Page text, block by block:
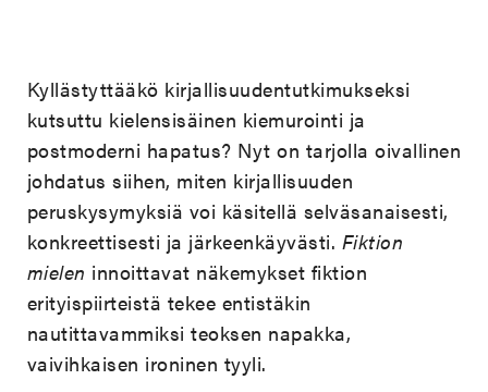
Kyllästyttääkö kirjallisuudentutkimukseksi
kutsuttu kielensisäinen kiemurointi ja
postmoderni hapatus? Nyt on tarjolla oivallinen
johdatus siihen, miten kirjallisuuden
peruskysymyksiä voi käsitellä selväsanaisesti,
konkreettisesti ja järkeenkäyvästi. Fiktion
mielen innoittavat näkemykset fiktion
erityispiirteistä tekee entistäkin
nautittavammiksi teoksen napakka,
vaivihkaisen ironinen tyyli.